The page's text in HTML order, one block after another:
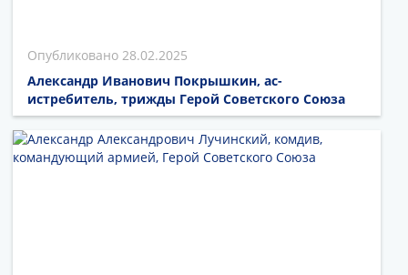
28.02.2025
Александр Иванович Покрышкин, ас-
истребитель, трижды Герой Советского Союза